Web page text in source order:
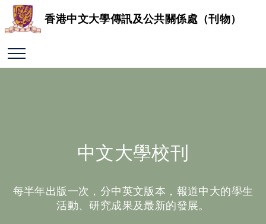
香港中文大學傳訊及公共關係處（刊物）
中文大學校刊
每半年出版一次，分中英文版本，報道中大的學生
活動、研究成果及最新的發展。